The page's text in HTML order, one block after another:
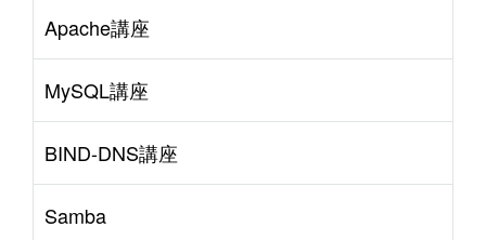
Apache講座
MySQL講座
BIND-DNS講座
Samba